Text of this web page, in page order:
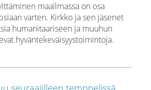
maailmassa on osa
varten. Kirkko ja sen jäsenet
humanitaariseen ja muuhun
hyväntekeväisyystoimintoja.